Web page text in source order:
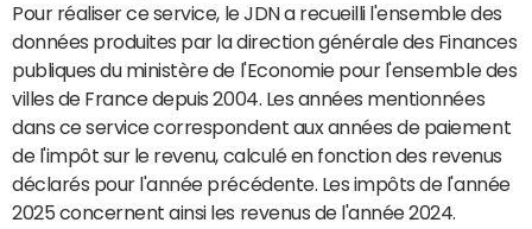
Pour réaliser ce service, le JDN a recueilli l'ensemble des
données produites par la direction générale des Finances
publiques du ministère de l'Economie pour l'ensemble des
villes de France depuis 2004. Les années mentionnées
dans ce service correspondent aux années de paiement
de l'impôt sur le revenu, calculé en fonction des revenus
déclarés pour l'année précédente. Les impôts de l'année
2025 concernent ainsi les revenus de l'année 2024.